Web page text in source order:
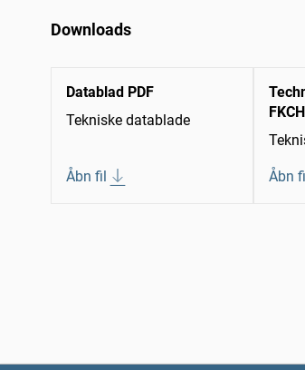
Downloads
Datablad PDF
Tekniske datablade
Åbn fil
FKCH
Åbn